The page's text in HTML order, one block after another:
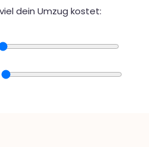
dein Umzug kostet: